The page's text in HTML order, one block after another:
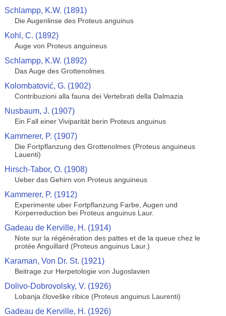
Schlampp, K.W. (1891)
Die Augenlinse des Proteus anguinus
Kohl, C. (1892)
Auge von Proteus anguineus
Schlampp, K.W. (1892)
Das Auge des Grottenolmes
Kolombatović, G. (1902)
Contribuzioni alla fauna dei Vertebrati della Dalmazia
Nusbaum, J. (1907)
Ein Fall einer Viviparität berin Proteus anguinus
Kammerer, P. (1907)
Die Fortpflanzung des Grottenolmes (Proteus anguineus
Lauenti)
Hirsch-Tabor, O. (1908)
Ueber das Gehirn von Proteus anguineus
Kammerer, P. (1912)
Experimente uber Fortpflanzung Farbe, Augen und
Korperreduction bei Proteus anguinus Laur.
Gadeau de Kerville, H. (1914)
Note sur la régénération des pattes et de la queue chez le
protée Anguillard (Proteus anguinus Laur.)
Karaman, Von Dr. St. (1921)
Beitrage zur Herpetologie von Jugoslavien
Dolivo-Dobrovolsky, V. (1926)
Lobanja človeške ribice (Proteus anguinus Laurenti)
Gadeau de Kerville, H. (1926)